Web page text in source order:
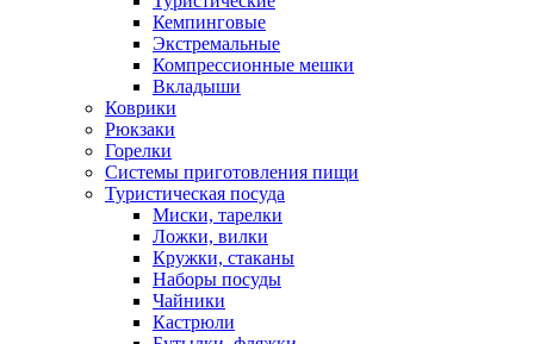
Кемпинговые
Экстремальные
Компрессионные мешки
Вкладыши
Коврики
Рюкзаки
Горелки
Системы приготовления пищи
Туристическая посуда
Миски, тарелки
Ложки, вилки
Кружки, стаканы
Наборы посуды
Чайники
Кастрюли